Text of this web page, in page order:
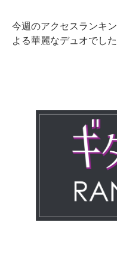
今週のアクセスランキ
よる華麗なデュオでした